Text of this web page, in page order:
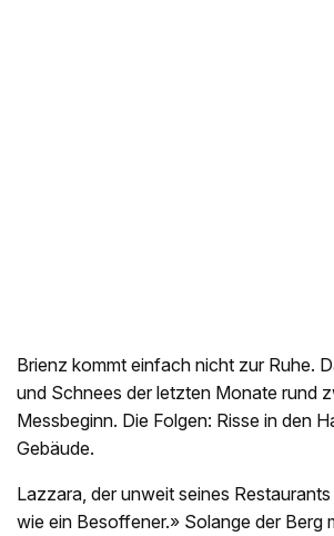
Brienz kommt einfach nicht zur Ruhe.
und Schnees der letzten Monate rund
Messbeginn. Die Folgen: Risse in den
Gebäude.
Lazzara, der unweit seines
wie ein Besoffener.» Solange der Berg